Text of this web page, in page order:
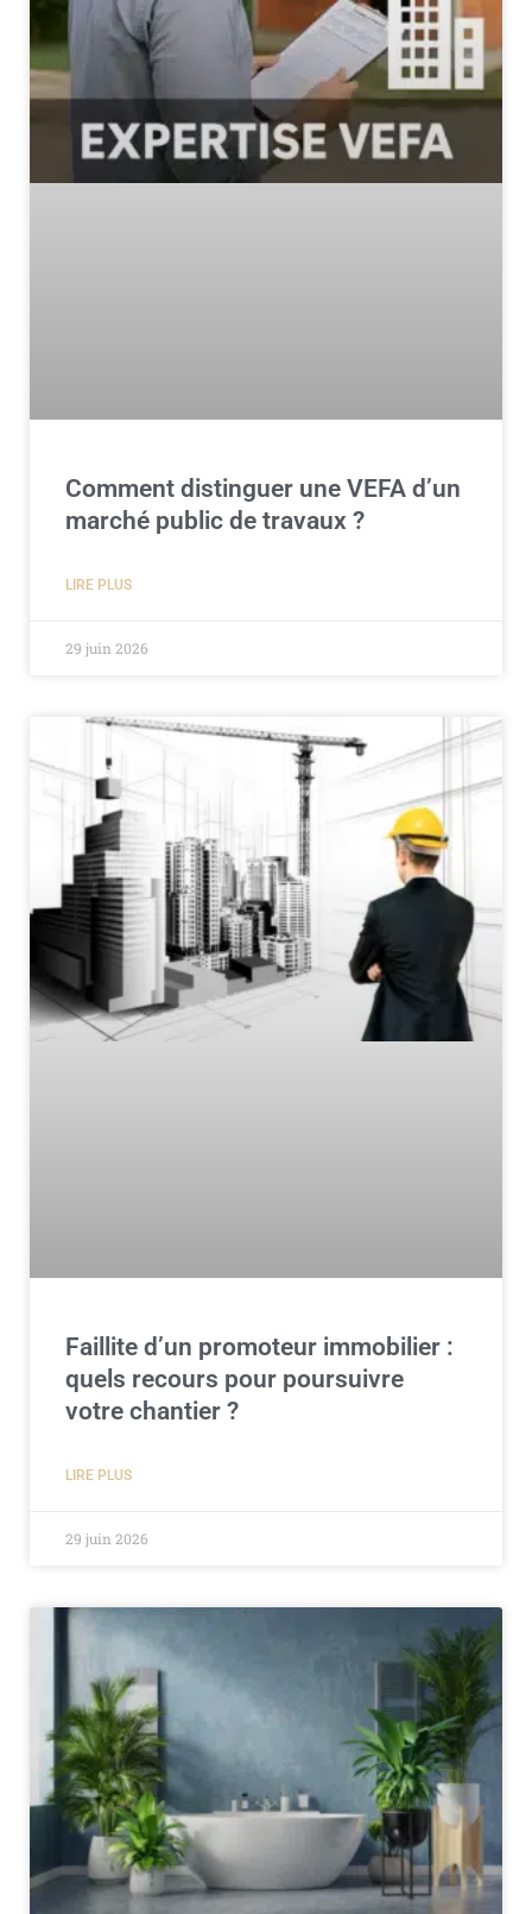
Comment distinguer une VEFA d’un
marché public de travaux ?
LIRE PLUS
29 juin 2026
Faillite d’un promoteur immobilier :
quels recours pour poursuivre
votre chantier ?
LIRE PLUS
29 juin 2026